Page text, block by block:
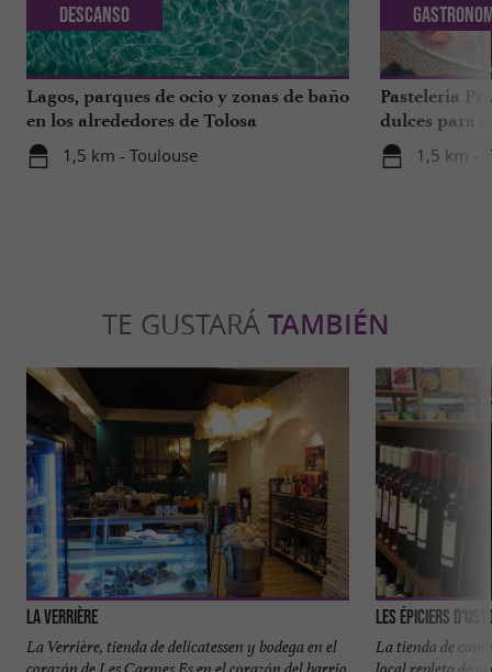
Lagos, parques de ocio y zonas de baño
en los alrededores de Tolosa
1,5 km - Toulouse
Descanso
Pastelería
dulces para
a 1 hora de
1,5 km -
TE GUSTARÁ TAMBIÉN
La Verrière
La Verrière, tienda de delicatessen y bodega en el
corazón de Les Carmes Es en el corazón del barrio
Les Épiciers
La tienda de
local repleto de